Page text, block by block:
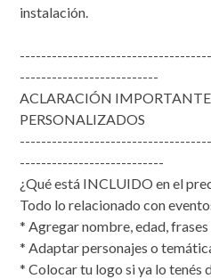
instalación.
--------------------------
ACLARACIÓN IMPORTANTE
PERSONALIZADOS
---------------------------
¿Qué está INCLUIDO en el
Todo lo relacionado con
* Agregar nombre, edad, frases
* Adaptar personajes o
* Colocar tu logo si ya lo tenés